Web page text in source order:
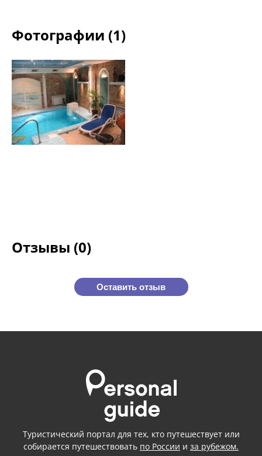
Фотографии (1)
Отзывы (0)
Оставить отзыв
Туристический портал для тех, кто путешествует или
собирается путешествовать по России и за рубежом.